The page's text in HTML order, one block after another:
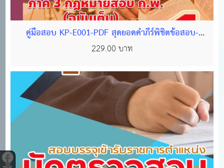
คู่มือสอบ KP-E001-PDF สุดยอดคำภีร์พิชิตข้อสอบ-
กพ-65-462 หน้า
229.00 บาท